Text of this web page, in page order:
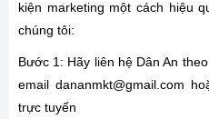
kiện marketing một cách hiệu
chúng tôi:
Bước 1: Hãy liên hệ Dân An
email dananmkt@gmail.com
trực tuyến